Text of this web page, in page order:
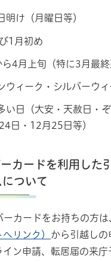
明け（月曜日等）
1月初め
4月上旬（特に3月最終
ウィーク・シルバーウ
い日（大安・天赦日・
日・12月25日等）
カードを利用した
ついて
カードをお持ちの方は
へリンク） から引越しの
イン申請、転居届の来